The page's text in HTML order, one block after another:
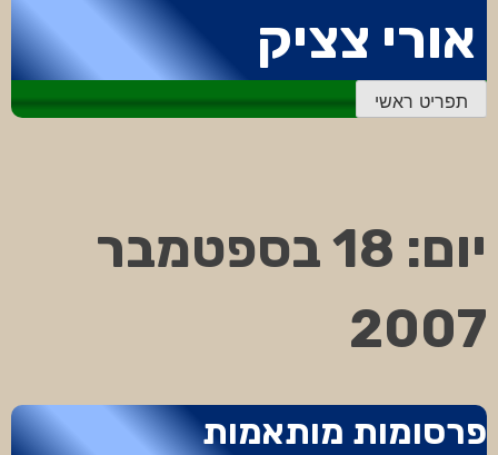
לתוכן
אורי צציק
תפריט ראשי
יום:
18 בספטמבר
2007
פרסומות מותאמות